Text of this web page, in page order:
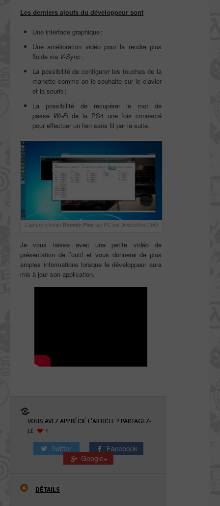
Les derniers ajouts du développeur sont
Une interface graphique ;
Une amélioration vidéo pour la rendre plus
fluide via V-Sync;
La possibilité de configurer les touches de la
manette comme on le souhaite sur le clavier
et la souris ;
La possibilité de récupérer le mot de
passe Wi-Fide la PS4 une fois connecté
pour effectuer un lien sans fil par la suite.
Capture d’écran Remote Play sur PC par twisted0ne1989
Je vous laisse avec une petite vidéo de
présentation de l’outil et vous donnerai de plus
amples informations lorsque le développeur aura
mis à jour son application.
VOUS AVEZ APPRÉCIÉ L'ARTICLE ? PARTAGEZ-
LE
!
Twitter
Facebook
Google+
DÉTAILS